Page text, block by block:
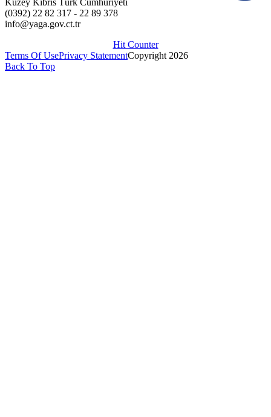
(0392) 22 82 317 - 22 89 378
info@yaga.gov.ct.tr
Hit Counter
Terms Of UsePrivacy StatementCopyright 2026
Back To Top